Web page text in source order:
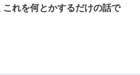
れを何とかするだけの話で